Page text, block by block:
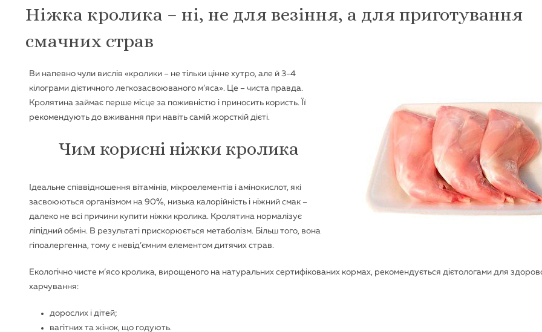
Ніжка кролика – ні, не для везіння, а для приготування
смачних страв
Ви напевно чули вислів «кролики – не тільки цінне хутро, але й 3-4
кілограми дієтичного легкозасвоюваного м’яса». Це – чиста правда.
Кролятина займає перше місце за поживністю і приносить користь. Її
рекомендують до вживання при навіть самій жорсткій дієті.
Чим корисні ніжки кролика
Ідеальне співвідношення вітамінів, мікроелементів і амінокислот, які
засвоюються організмом на 90%, низька калорійність і ніжний смак –
далеко не всі причини купити ніжки кролика. Кролятина нормалізує
ліпідний обмін. В результаті прискорюється метаболізм. Більш того, вона
гіпоалергенна, тому є невід’ємним елементом дитячих страв.
Екологічно чисте м’ясо кролика, вирощеного на натуральних сертифікованих кормах, рекомендується дієтологами для
харчування:
дорослих і дітей;
вагітних та жінок, що годують.